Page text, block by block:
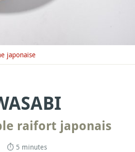
japonaise
raifort japonais
⏱ 5 minutes